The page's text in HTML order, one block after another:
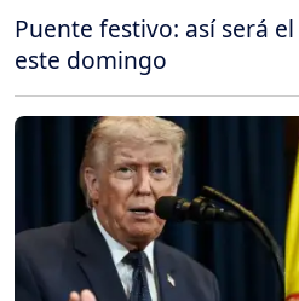
Puente festivo: así será
este domingo